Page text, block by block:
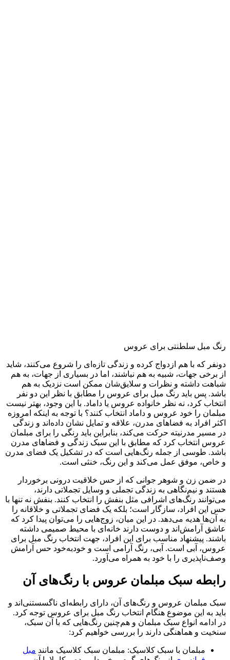
رنگ مبل سلطنتی برای عروس
دو‌نفر که با هم ازدواج کرده و زندگی تازه‌ای را شروع می‌کنند، شاید
از برخی جهات، شبیه به هم نباشند، اما در بسیاری از جهات، به هم
شباهت داشته و نظرات و سلایق‌شان ممکن است نزدیک به هم
باشد. پس باید رنگ مبل برای عروس را مطابق با نظر این دو نفر
انتخاب کرد، نه نظر خانواده عروس یا داماد. با این وجود، بهتر نیست
مبلمان را خود عروس و داماد انتخاب کنند؟ با توجه به اینکه امروزه
اکثر افراد به فضاهای مدرن، علاقه و تمایل نشان داده‌اند و زندگی
در مسیر مدرنیته حرکت می‌کند، بنابراین باید رنگی را برای مبلمان
عروس انتخاب کرد که مطابق با این سبک زندگی و فضاهای مدرن
باشد. طوسی از جمله رنگ‌هایی است که در تشکیل یک فضای مدرن
و خاص، موفق عمل می‌کند و این رنگ، خنثی است.
در ضمن زن و شوهر جوانی که از حس خلاقیت درونی برخوردار
هستند و نیم‌نگاهی به زندگی تجملی و وسایل تجملاتی دارند،
می‌توانند رنگ‌های اشرافی مثل بنفش را انتخاب کنند. بنفش نه تنها با
حس این افراد، سازگار است؛ بلکه یک فضای تجملاتی و خلاقانه را
به آن‌ها هدیه می‌دهد. در این میان، زوج‌هایی را می‌توان پیدا کرد که
عاشق آرامش‌اند و دوست دارند خانه‌ای با محیط صمیمی داشته
باشند. پیشنهاد مناسب برای این افراد، جهت انتخاب رنگ مبل برای
عروس، آبی است. آبی، رنگ آرامی است و خود‌به‌خود حس آرامش
وصف‌ناپذیری را با خود به همراه می‌آورد.
رابطه‌ سبک مبلمان عروس با رنگ‌های آن
سبک مبلمان عروس و رنگ‌های آن، دارای رابطه‌ای ناگسستنی‌اند و
باید به این موضوع هنگام انتخاب رنگ مبل برای عروس توجه کرد.
در ادامه انواع سبک مبلمان و هم‌چنین رنگ‌هایی که با آن سبک،
سنخیت و هماهنگی دارند را بررسی خواهیم کرد:
مبلمان با سبک کلاسیک: مبلمان سبک کلاسیک مانند مبل